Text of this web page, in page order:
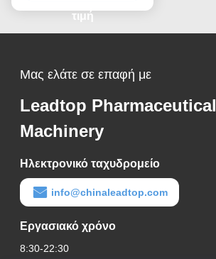
τιμή
Μας ελάτε σε επαφή με
Leadtop Pharmaceutical
Machinery
Ηλεκτρονικό ταχυδρομείο
info@chinaleadtop.com
Εργασιακό χρόνο
8:30-22:30